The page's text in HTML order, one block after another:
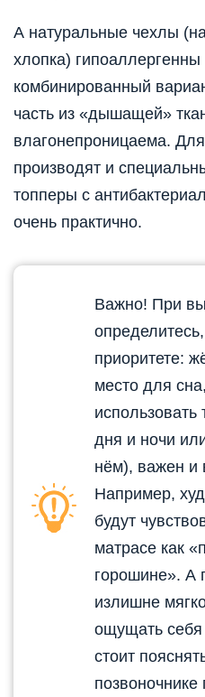
А натуральные чехлы
хлопка)
комбинированный
часть из «дышащей»
влагонепроницаема. Для
производят и
топперы с
очень практично.
Важно! При
приоритете:
место для
использовать
дня и ночи
нём), важен и
Например,
будут
матрасе как
горошине». А
излишне
ощущать себя
стоит
позвоночнике